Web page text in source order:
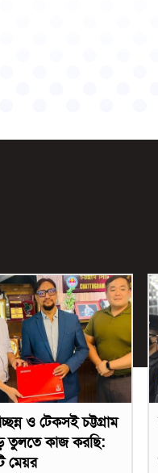
ও টেকসই চট্টগ্রাম
তুলতে কাজ করছি:
মেয়র